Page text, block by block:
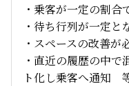
・乗客が一定の割合
・待ち行列が一定
・スペースの改善
・直近の履歴の中で
ト化し乗客へ通知